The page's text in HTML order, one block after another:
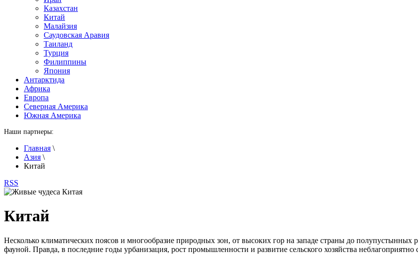
Казахстан
Китай
Малайзия
Саудовская Аравия
Таиланд
Турция
Филиппины
Япония
Антарктида
Африка
Европа
Северная Америка
Южная Америка
Наши партнеры:
Главная \
Азия \
Китай
RSS
Китай
Несколько климатических поясов и многообразие природных зон, от высоких гор на западе страны до
фауной. Правда, в последние годы урбанизация, рост промышленности и развитие сельского хозяйства неблагоприятно